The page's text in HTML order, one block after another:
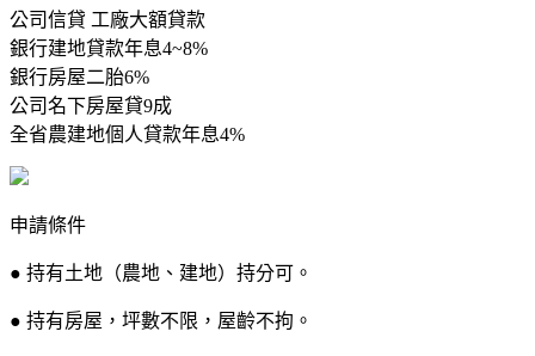
公司信貸 工廠大額貸款
銀行建地貸款年息4~8%
銀行房屋二胎6%
公司名下房屋貸9成
全省農建地個人貸款年息4%
申請條件
● 持有土地（農地、建地）持分可。
● 持有房屋，坪數不限，屋齡不拘。